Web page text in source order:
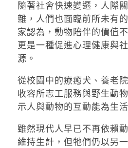
隨著社會快速變遷，人際
雜，人們也面臨前所未有
家認為，動物陪伴的價值
更是一種促進心理健康與
源。
從校園中的療癒犬、養老
收容所志工服務與野生動
示人與動物的互動能為生
雖然現代人早已不再依賴
維持生計，但牠們仍以另